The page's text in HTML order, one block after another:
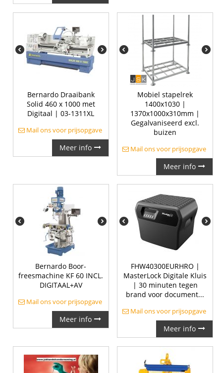
Bernardo Draaibank
Solid 460 x 1000 met
Digitaal | 03-1311XL
Mail ons voor prijsopgave
Meer info
Mobiel stapelrek
1400x1030 |
1370x1000x310mm |
Gegalvaniseerd excl.
buizen
Mail ons voor prijsopgave
Meer info
Bernardo Boor-
freesmachine KF 60 INCL.
DIGITAAL+AV
Mail ons voor prijsopgave
Meer info
FHW40300EURHRO |
MasterLock Digitale Kluis
| 30 minuten tegen
brand voor document...
Mail ons voor prijsopgave
Meer info